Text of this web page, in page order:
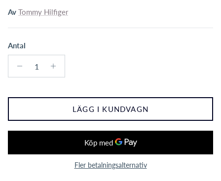
Av Tommy Hilfiger
Antal
LÄGG I KUNDVAGN
Fler betalningsalternativ